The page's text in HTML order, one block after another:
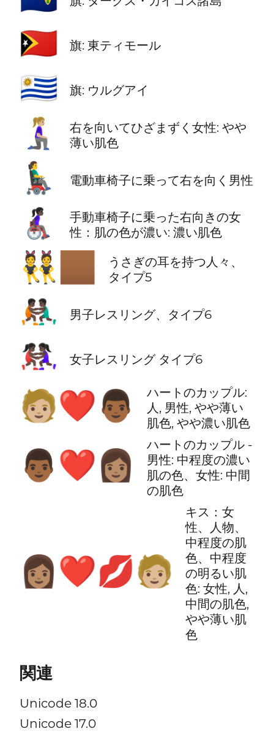
🇹🇱 旗: 東ティモール
🇺🇾 旗: ウルグアイ
🧎🏼‍♀️‍➡️
右を向いてひざまずく女性: やや
薄い肌色
👨‍🦼‍➡️ 電動車椅子に乗って右を向く男性
👩🏿‍🦽‍➡️
手動車椅子に乗った右向きの女
性：肌の色が濃い: 濃い肌色
👯🏾
うさぎの耳を持つ人々、
タイプ5
🤼🏿‍♂️ 男子レスリング、タイプ6
🤼🏿‍♀️ 女子レスリング タイプ6
🧑🏼‍❤️‍👨🏾
ハートのカップル:
人, 男性, やや薄い
肌色, やや濃い肌色
👨🏾‍❤️‍👩🏽
ハートのカップル -
男性: 中程度の濃い
肌の色、女性: 中間
の肌色
👩🏽‍❤️‍💋‍🧑🏼
キス：女
性、人物、
中程度の肌
色、中程度
の明るい肌
色: 女性, 人,
中間の肌色,
やや薄い肌
色
関連
Unicode 18.0
Unicode 17.0